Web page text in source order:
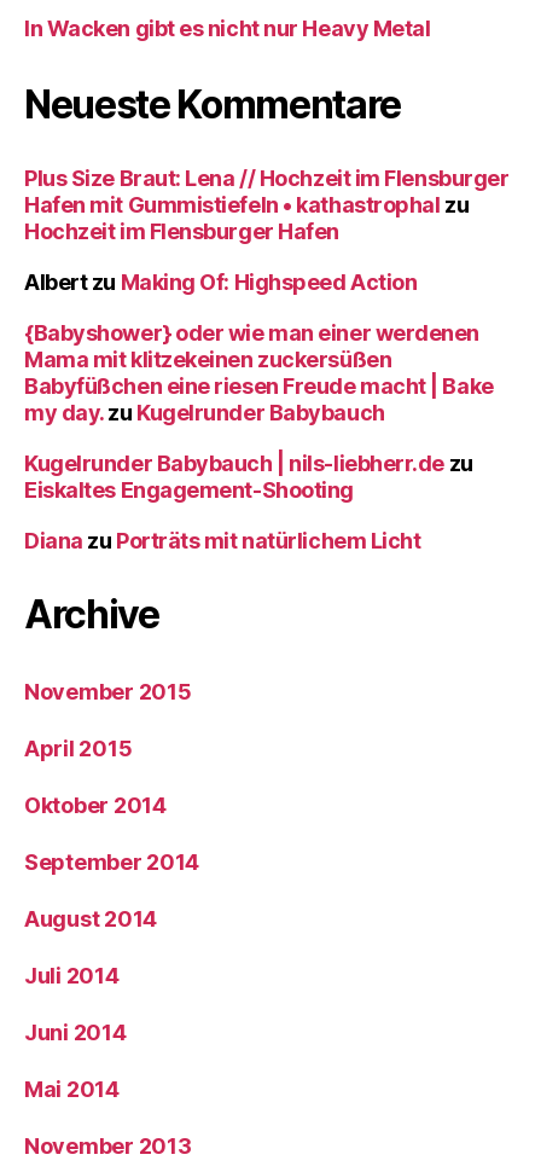
In Wacken gibt es nicht nur Heavy Metal
Neueste Kommentare
Plus Size Braut: Lena // Hochzeit im Flensburger
Hafen mit Gummistiefeln • kathastrophal zu
Hochzeit im Flensburger Hafen
Albertzu Making Of: Highspeed Action
{Babyshower} oder wie man einer werdenen
Mama mit klitzekeinen zuckersüßen
Babyfüßchen eine riesen Freude macht | Bake
my day.zu Kugelrunder Babybauch
Kugelrunder Babybauch | nils-liebherr.de zu
Eiskaltes Engagement-Shooting
Diana zu Porträts mit natürlichem Licht
Archive
November 2015
April 2015
Oktober 2014
September 2014
August 2014
Juli 2014
Juni 2014
Mai 2014
November 2013